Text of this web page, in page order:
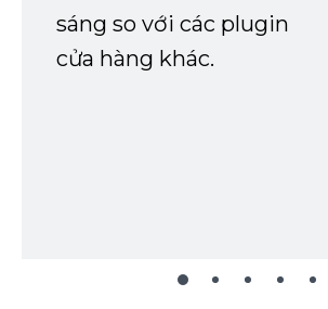
sáng so với các plugin
cửa hàng khác.